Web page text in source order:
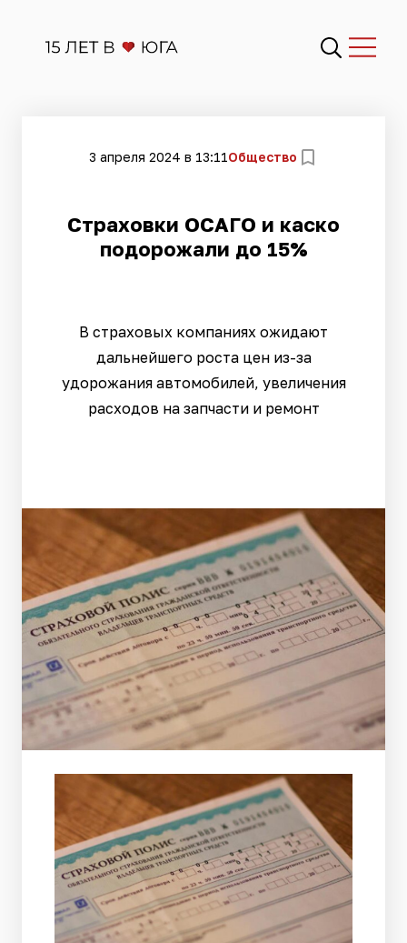
3 апреля 2024 в 13:11Общество
Страховки ОСАГО и каско
подорожали до 15%
В страховых компаниях ожидают
дальнейшего роста цен из-за
удорожания автомобилей, увеличения
расходов на запчасти и ремонт